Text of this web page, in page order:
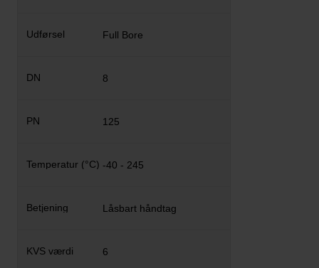
Full Bore
8
125
-40 - 245
Låsbart håndtag
6